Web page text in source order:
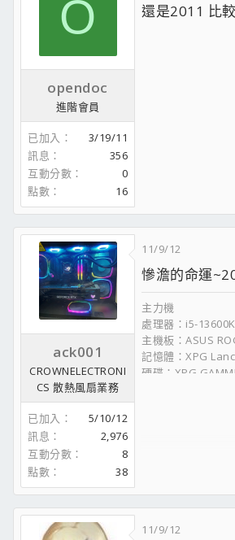
O
opendoc
進階會員
已加入
3/19/11
訊息
356
互動分數
0
點數
16
還是2011 比
ack001
CROWNELECTRONI
CS 散熱風扇業務
已加入
5/10/12
訊息
2,976
互動分數
8
點數
38
11/9/12
慘澹的命運
主力機
處理器：i5-13600K
主機板：ASUS
記憶體：XPG
硬碟：XPG
處理器 : Intel Core
11/9/12